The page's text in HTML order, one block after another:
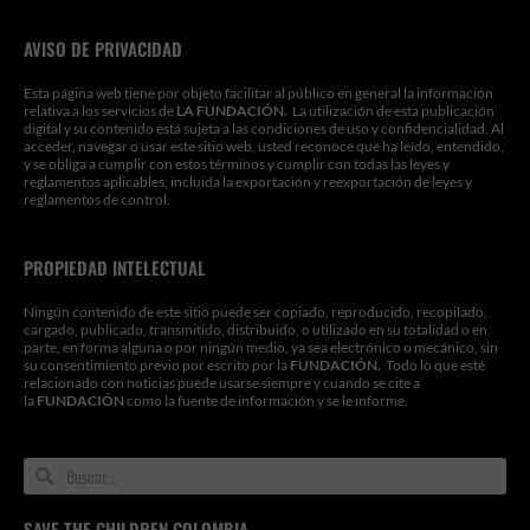
AVISO DE PRIVACIDAD
Esta página web tiene por objeto facilitar al público en general la información
relativa a los servicios de LA FUNDACIÓN. La utilización de esta publicación
digital y su contenido está sujeta a las condiciones de uso y confidencialidad. Al
acceder, navegar o usar este sitio web, usted reconoce que ha leído, entendido,
y se obliga a cumplir con estos términos y cumplir con todas las leyes y
reglamentos aplicables, incluida la exportación y reexportación de leyes y
reglamentos de control.
PROPIEDAD INTELECTUAL
Ningún contenido de este sitio puede ser copiado, reproducido, recopilado,
cargado, publicado, transmitido, distribuido, o utilizado en su totalidad o en
parte, en forma alguna o por ningún medio, ya sea electrónico o mecánico, sin
su consentimiento previo por escrito por la FUNDACIÓN. Todo lo que esté
relacionado con noticias puede usarse siempre y cuando se cite a
la FUNDACIÓN como la fuente de información y se le informe.
SearchSearch